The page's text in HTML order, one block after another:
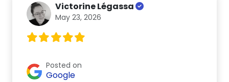
Victorine Légassa
May 23, 2026
Posted on
Google